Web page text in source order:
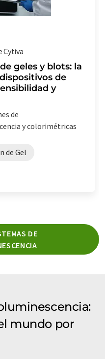
Cytiva
geles y blots: la
de
y
de
y colorimétricas
de Gel
DE
mundo por